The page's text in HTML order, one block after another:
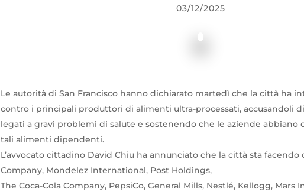
03/12/2025
Le autorità di San Francisco hanno dichiarato martedì che la città ha
contro i principali produttori di alimenti ultra-processati, accusandoli
legati a gravi problemi di salute e sostenendo che le aziende abbiano
tali alimenti dipendenti.
L’avvocato cittadino David Chiu ha annunciato che la città sta facendo
Company, Mondelez International, Post Holdings,
The Coca-Cola Company, PepsiCo, General Mills, Nestlé, Kellogg, Mars